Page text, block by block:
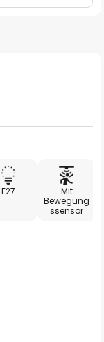
E27
Mit
Bewegung
ssensor